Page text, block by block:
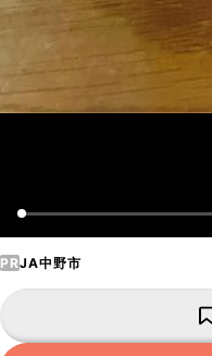
PRJA中野市